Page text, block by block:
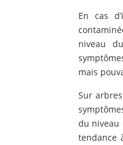
En cas
niveau
mais
Sur
du niveau
tendance